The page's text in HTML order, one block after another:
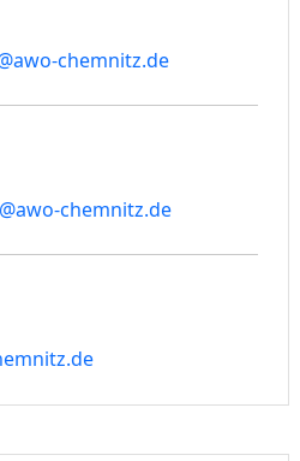
chemnitz.de
chemnitz.de